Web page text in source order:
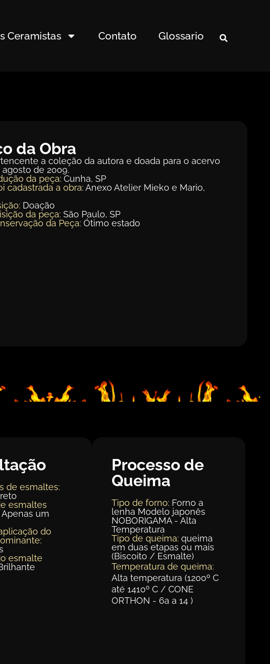
Ceramistas Contato Glossario
da Obra
a coleção da autora e doada para o acervo
de 2009.
da peça:Cunha, SP
cadastrada a obra:Anexo Atelier Mieko e Mario,
Doação
da peça:São Paulo, SP
da Peça:Ótimo estado
de esmaltes:
esmaltes
Apenas um
do
esmalte
Processo de
Queima
Tipo de forno: Forno a
lenha Modelo japonês
NOBORIGAMA - Alta
Temperatura
Tipo de queima: queima
em duas etapas ou mais
(Biscoito / Esmalte)
Temperatura de queima:
Alta temperatura (1200º C
até 1410º C / CONE
ORTHON - 6a a 14 )